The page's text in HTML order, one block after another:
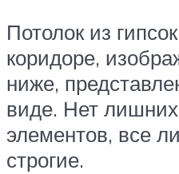
Потолок из
коридоре,
ниже,
виде. Нет
элементов, все
строгие.